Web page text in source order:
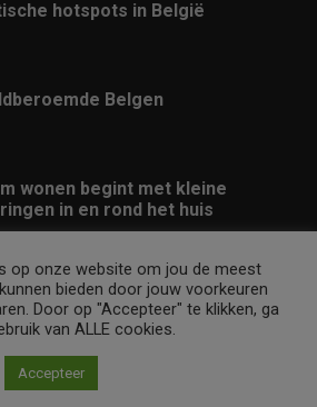
hotspots in België
Belgen
wonen begint met kleine
in en rond het huis
website Contact
Nieuwsbrief
Privacy
op onze website om jou de meest
bieden door jouw voorkeuren
Door op "Accepteer" te klikken, ga
van ALLE cookies.
Accepteer